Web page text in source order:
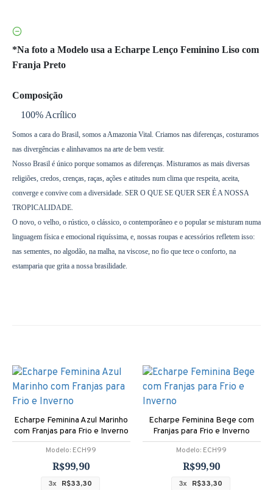
*Na foto a Modelo usa a Echarpe Lenço Feminino Liso com
Franja Preto
Composição
100% Acrílico
Somos a cara do Brasil, somos a Amazonia Vital. Criamos nas diferenças, costuramos
nas divergências e alinhavamos na arte de bem vestir.
Nosso Brasil é único porque somamos as diferenças. Misturamos as mais diversas
religiões, credos, crenças, raças, ações e atitudes num clima que respeita, aceita,
converge e convive com a diversidade. SER O QUE SE QUER SER É A NOSSA
TROPICALIDADE.
O novo, o velho, o rústico, o clássico, o contemporâneo e o popular se misturam numa
linguagem física e emocional riquíssima, e, nossas roupas e acessórios refletem isso:
nas sementes, no algodão, na malha, na viscose, no fio que tece o conforto, na
estamparia que grita a nossa brasilidade.
Modelo: ECH99
Echarpe Feminina Azul Marinho
com Franjas para Frio e Inverno
R$99,90
3x R$33,30
Modelo: ECH99
Echarpe Feminina Bege com
Franjas para Frio e Inverno
R$99,90
3x R$33,30